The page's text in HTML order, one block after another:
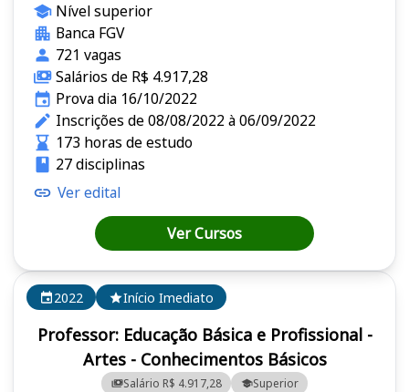
2022 Início Imediato
Professor: Educação Básica e Profissional -
Artes - Conhecimentos Básicos
Salário R$ 4.917,28 Superior
Nível superior
Banca FGV
721 vagas
Salários de R$ 4.917,28
Prova dia 16/10/2022
Inscrições de 08/08/2022 à 06/09/2022
173 horas de estudo
27 disciplinas
Ver edital
Ver Cursos